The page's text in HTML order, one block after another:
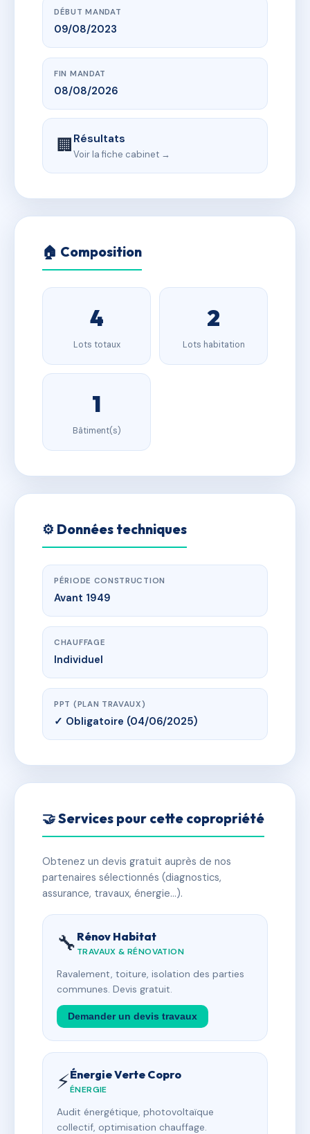
DÉBUT MANDAT
09/08/2023
FIN MANDAT
08/08/2026
🏢Résultats
Voir la fiche cabinet →
🏠 Composition
4
Lots totaux
2
Lots habitation
1
Bâtiment(s)
⚙️ Données techniques
PÉRIODE CONSTRUCTION
Avant 1949
CHAUFFAGE
Individuel
PPT (PLAN TRAVAUX)
✓ Obligatoire (04/06/2025)
🤝 Services pour cette copropriété
Obtenez un devis gratuit auprès de nos
partenaires sélectionnés (diagnostics,
assurance, travaux, énergie…).
🔧 Rénov Habitat
TRAVAUX & RÉNOVATION
Ravalement, toiture, isolation des parties
communes. Devis gratuit.
Demander un devis travaux
⚡Énergie Verte Copro
ÉNERGIE
Audit énergétique, photovoltaïque
collectif, optimisation chauffage.